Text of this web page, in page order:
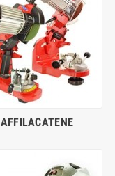
AFFILACATENE